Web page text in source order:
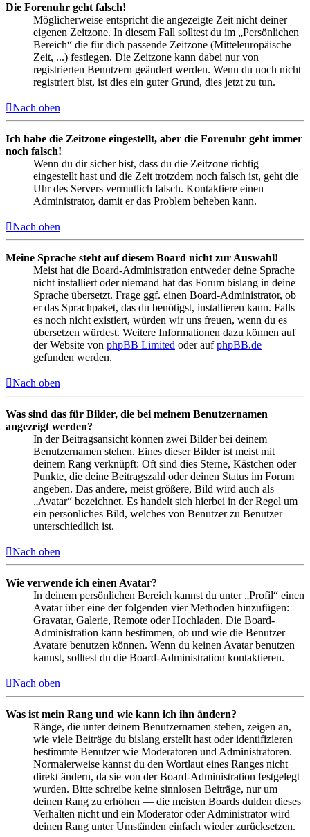
Die Forenuhr geht falsch!
Möglicherweise entspricht die angezeigte Zeit nicht deiner
eigenen Zeitzone. In diesem Fall solltest du im „Persönlichen
Bereich“ die für dich passende Zeitzone (Mitteleuropäische
Zeit, ...) festlegen. Die Zeitzone kann dabei nur von
registrierten Benutzern geändert werden. Wenn du noch nicht
registriert bist, ist dies ein guter Grund, dies jetzt zu tun.
Nach oben
Ich habe die Zeitzone eingestellt, aber die Forenuhr geht immer
noch falsch!
Wenn du dir sicher bist, dass du die Zeitzone richtig
eingestellt hast und die Zeit trotzdem noch falsch ist, geht die
Uhr des Servers vermutlich falsch. Kontaktiere einen
Administrator, damit er das Problem beheben kann.
Nach oben
Meine Sprache steht auf diesem Board nicht zur Auswahl!
Meist hat die Board-Administration entweder deine Sprache
nicht installiert oder niemand hat das Forum bislang in deine
Sprache übersetzt. Frage ggf. einen Board-Administrator, ob
er das Sprachpaket, das du benötigst, installieren kann. Falls
es noch nicht existiert, würden wir uns freuen, wenn du es
übersetzen würdest. Weitere Informationen dazu können auf
der Website von phpBB Limited oder aufphpBB.de
gefunden werden.
Nach oben
Was sind das für Bilder, die bei meinem Benutzernamen
angezeigt werden?
In der Beitragsansicht können zwei Bilder bei deinem
Benutzernamen stehen. Eines dieser Bilder ist meist mit
deinem Rang verknüpft: Oft sind dies Sterne, Kästchen oder
Punkte, die deine Beitragszahl oder deinen Status im Forum
angeben. Das andere, meist größere, Bild wird auch als
„Avatar“ bezeichnet. Es handelt sich hierbei in der Regel um
ein persönliches Bild, welches von Benutzer zu Benutzer
unterschiedlich ist.
Nach oben
Wie verwende ich einen Avatar?
In deinem persönlichen Bereich kannst du unter „Profil“ einen
Avatar über eine der folgenden vier Methoden hinzufügen:
Gravatar, Galerie, Remote oder Hochladen. Die Board-
Administration kann bestimmen, ob und wie die Benutzer
Avatare benutzen können. Wenn du keinen Avatar benutzen
kannst, solltest du die Board-Administration kontaktieren.
Nach oben
Was ist mein Rang und wie kann ich ihn ändern?
Ränge, die unter deinem Benutzernamen stehen, zeigen an,
wie viele Beiträge du bislang erstellt hast oder identifizieren
bestimmte Benutzer wie Moderatoren und Administratoren.
Normalerweise kannst du den Wortlaut eines Ranges nicht
direkt ändern, da sie von der Board-Administration festgelegt
wurden. Bitte schreibe keine sinnlosen Beiträge, nur um
deinen Rang zu erhöhen — die meisten Boards dulden dieses
Verhalten nicht und ein Moderator oder Administrator wird
deinen Rang unter Umständen einfach wieder zurücksetzen.